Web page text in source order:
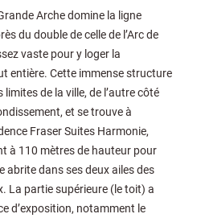
Arche domine la ligne
du double de celle de l’Arc de
vaste pour y loger la
entière. Cette immense structure
de la ville, de l’autre côté
et se trouve à
Fraser Suites Harmonie,
à 110 mètres de hauteur pour
abrite dans ses deux ailes des
La partie supérieure (le toit) a
d’exposition, notamment le